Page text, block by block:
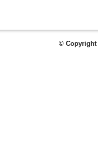
© Copyright